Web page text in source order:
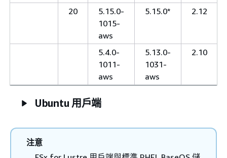
20
5.15.0-
1015-
aws
5.15.0* 2.12
5.4.0-
1011-
aws
5.13.0-
1031-
aws
2.10
Ubuntu 用戶端
注意